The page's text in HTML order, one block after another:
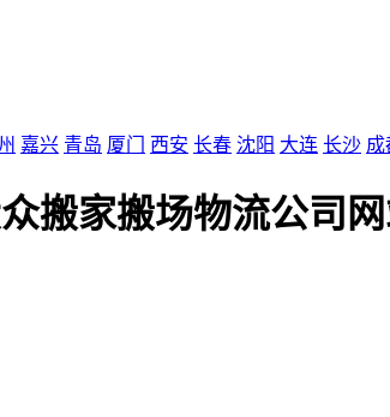
嘉兴 青岛 厦门 西安 长春 沈阳 大连 长沙 成
搬家搬场物流公司